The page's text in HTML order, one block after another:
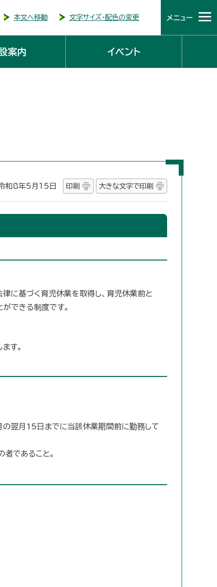
本文へ移動 文字サイズ・配色の変更 メニュー
案内 イベント
8年5月15日 印刷 大きな文字で印刷
に基づく育児休業を取得し、育児休業前と
できる制度です。
す。
の翌月15日までに当該休業期間前に勤務して
であること。